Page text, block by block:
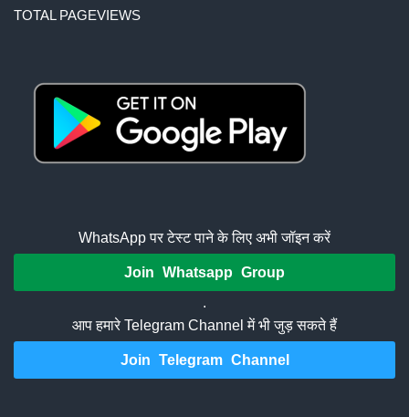
TOTAL PAGEVIEWS
WhatsApp पर टेस्ट पाने के लिए अभी जॉइन करें
Join Whatsapp Group
.
आप हमारे Telegram Channel में भी जुड़ सकते हैं
Join Telegram Channel